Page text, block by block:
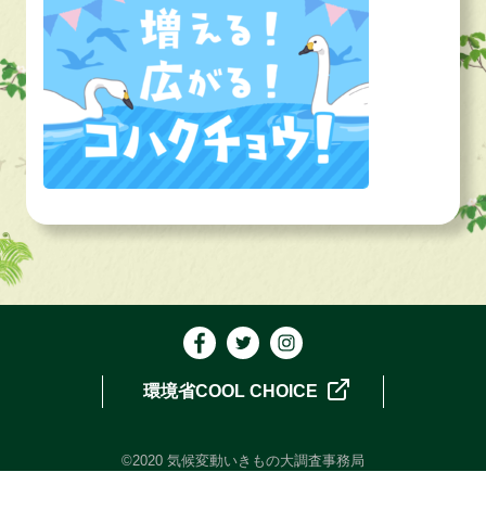
環境省COOL CHOICE
©2020 気候変動いきもの大調査事務局